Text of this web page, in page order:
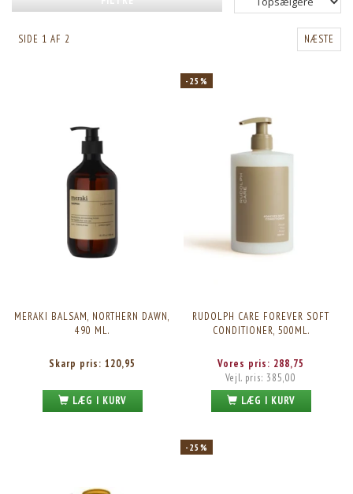
SIDE 1 AF 2 NÆSTE
MERAKI BALSAM, NORTHERN DAWN,
490 ML.
Skarp pris: 120,95
LÆG I KURV
-25%
RUDOLPH CARE FOREVER SOFT
CONDITIONER, 500ML.
Vores pris: 288,75
Vejl. pris: 385,00
LÆG I KURV
-25%